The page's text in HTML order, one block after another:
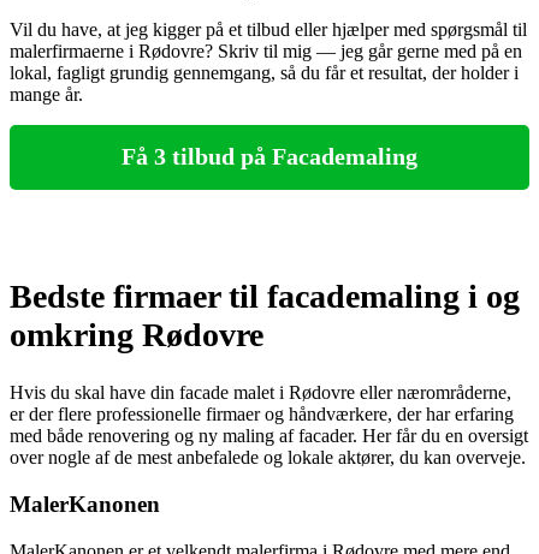
Vil du have, at jeg kigger på et tilbud eller hjælper med spørgsmål til
malerfirmaerne i Rødovre? Skriv til mig — jeg går gerne med på en
lokal, fagligt grundig gennemgang, så du får et resultat, der holder i
mange år.
Få 3 tilbud på Facademaling
Bedste firmaer til facademaling i og
omkring Rødovre
Hvis du skal have din facade malet i Rødovre eller nærområderne,
er der flere professionelle firmaer og håndværkere, der har erfaring
med både renovering og ny maling af facader. Her får du en oversigt
over nogle af de mest anbefalede og lokale aktører, du kan overveje.
MalerKanonen